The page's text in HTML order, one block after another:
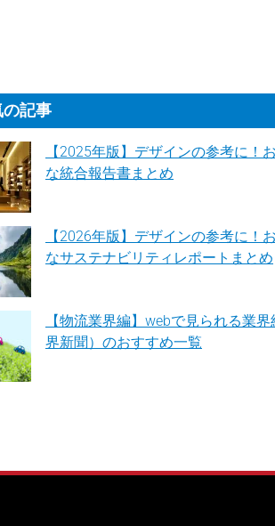
の記事
【2025年版】デザインの参考に！
な統合報告書まとめ
【2026年版】デザインの参考に！
なサステナビリティレポートまとめ
【物流業界編】webで見られる業界
界新聞）のおすすめ一覧